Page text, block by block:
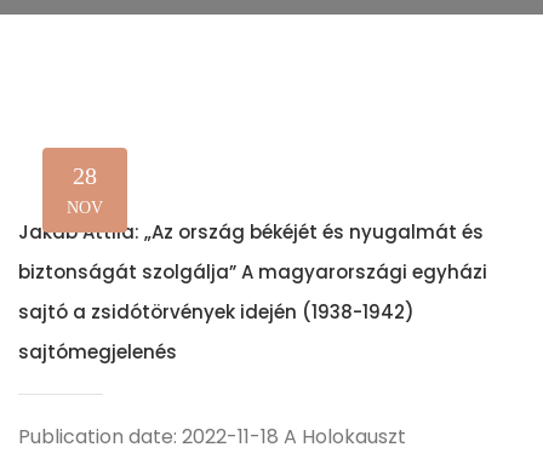
28
NOV
Jakab Attila: „Az ország békéjét és nyugalmát és
biztonságát szolgálja” A magyarországi egyházi
sajtó a zsidótörvények idején (1938-1942)
sajtómegjelenés
Publication date: 2022-11-18 A Holokauszt